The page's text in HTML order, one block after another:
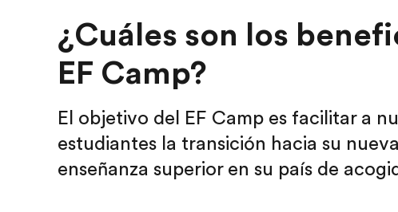
¿Cuáles son los
EF Camp?
El objetivo del EF Camp es facilitar a
estudiantes la transición hacia su
enseñanza superior en su país de